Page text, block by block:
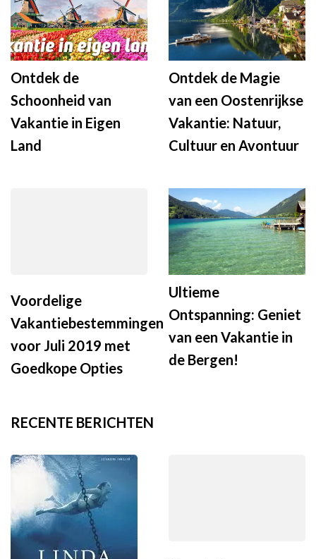
Ontdek de
Schoonheid van
Vakantie in Eigen
Land
Ontdek de Magie
van een Oostenrijkse
Vakantie: Natuur,
Cultuur en Avontuur
Voordelige
Vakantiebestemmingen
voor Juli 2019 met
Goedkope Opties
Ultieme
Ontspanning: Geniet
van een Vakantie in
de Bergen!
RECENTE BERICHTEN